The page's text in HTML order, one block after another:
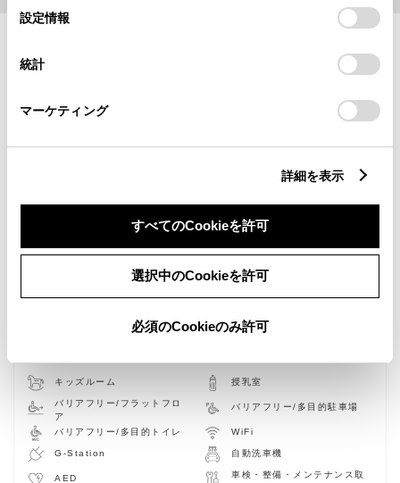
デバイスにすべてのCookie(クッキー)が保存されることに同
意したことになります。Cookie(クッキー)のオプトアウト、
設定の変更、同意を撤回したりするにあたっては、当社の
「Cookie（クッキー）情報の取り扱いについて
」をご覧くだ
設定情報
統計
マーケティング
詳細を表示
すべてのCookieを許可
選択中のCookieを許可
必須のCookieのみ許可
サービス 軽自動車
キッズルーム 授乳室
バリアフリー/フラットフロ
ア
バリアフリー/多目的駐車場
バリアフリー/多目的トイレ WiFi
G-Station 自動洗車機
AED
車検・整備・メンテナンス取